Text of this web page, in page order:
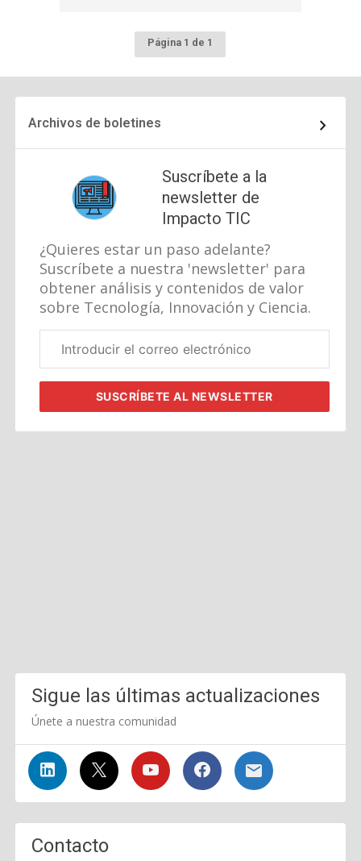
Página 1 de 1
Archivos de boletines
Suscríbete a la
newsletter de
Impacto TIC
¿Quieres estar un paso adelante?
Suscríbete a nuestra 'newsletter' para
obtener análisis y contenidos de valor
sobre Tecnología, Innovación y Ciencia.
electrónico
SUSCRÍBETEAL NEWSLETTER
Sigue las últimas actualizaciones
Únete a nuestra comunidad
Contacto